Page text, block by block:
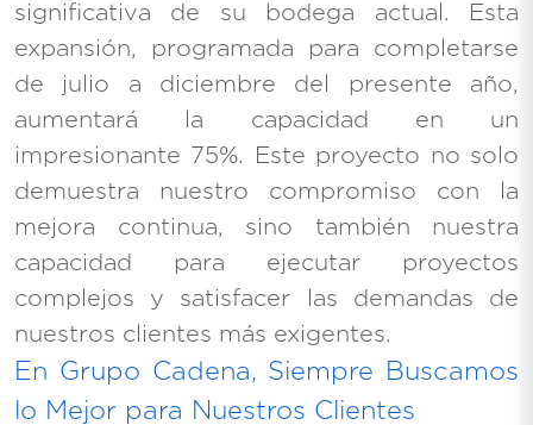
significativa de su bodega actual. Esta
expansión, programada para completarse
de julio a diciembre del presente año,
aumentará la capacidad en un
impresionante 75%. Este proyecto no solo
demuestra nuestro compromiso con la
mejora continua, sino también nuestra
capacidad para ejecutar proyectos
complejos y satisfacer las demandas de
nuestros clientes más exigentes.
En Grupo Cadena, Siempre Buscamos
lo Mejor para Nuestros Clientes